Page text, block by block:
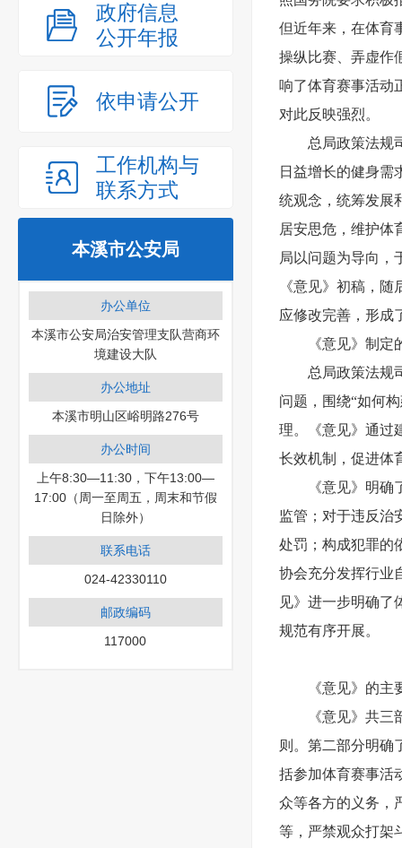
政府信息
公开年报
依申请公开
工作机构与
联系方式
本溪市公安局
办公单位
本溪市公安局治安管理支队营商环
境建设大队
办公地址
本溪市明山区峪明路276号
办公时间
上午8:30—11:30，下午13:00—
17:00（周一至周五，周末和节假
日除外）
联系电话
024-42330110
邮政编码
117000
但近年来，在体育
操纵比赛、弄虚作
响了体育赛事活动
对此反映强烈。
总局政策法规
日益增长的健身需
统观念，统筹发展
居安思危，维护体
局以问题为导向，
《意见》初稿，
应修改完善，形成
《意见》制定
总局政策法规
问题，围绕“如何
理。《意见》通过
长效机制，促进体
《意见》明
监管；对于违反治
处罚；构成犯罪的
协会充分发挥行业
见》进一步明确了
规范有序开展。
《意见》的主
《意见》共
则。第二部分明确
括参加体育赛事活
众等各方的义务，
等，严禁观众打架